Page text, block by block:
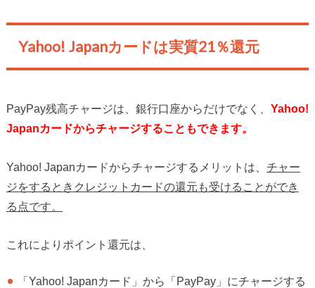
Yahoo! Japanカードは実質21％還元
PayPay残高チャージは、銀行口座からだけでなく、 Yahoo!
Japanカードからチャージすることもできます。
Yahoo! Japanカードからチャージするメリットは、 チャー
ジをするときクレジットカードの還元も受けることができ
る点です。
これによりポイント還元は、
「Yahoo! Japanカード」から「PayPay」にチャージする